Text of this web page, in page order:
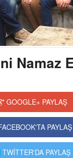
Namaz
GOOGLE+ PAYLAŞ
PAYLAŞ
TWİTTER'DA PAYLAŞ